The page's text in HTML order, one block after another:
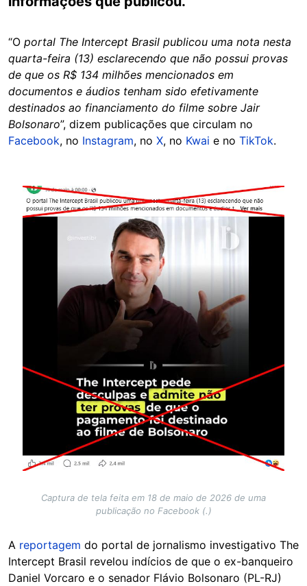
“O portal The Intercept Brasil publicou uma nota nesta
quarta-feira (13) esclarecendo que não possui provas
de que os R$ 134 milhões mencionados em
documentos e áudios tenham sido efetivamente
destinados ao financiamento do filme sobre Jair
Bolsonaro”, dizem publicações que circulam no
Facebook, no Instagram, no X, no Kwai e no TikTok.
Image
Captura de tela feita em 18 de maio de 2026 de uma
publicação no Facebook (.)
A reportagem do portal de jornalismo investigativo The
Intercept Brasil revelou indícios de que o ex-banqueiro
Daniel Vorcaro e o senador Flávio Bolsonaro (PL-RJ)